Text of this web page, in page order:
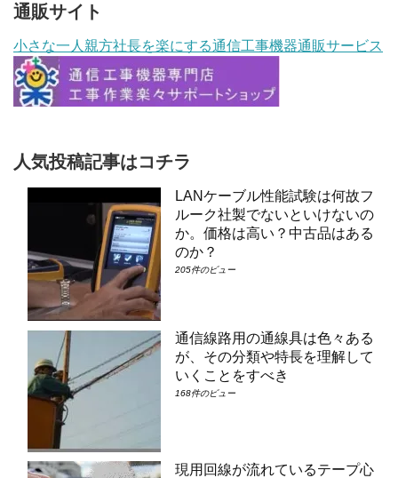
通販サイト
小さな一人親方社長を楽にする通信工事機器通販サービス
人気投稿記事はコチラ
LANケーブル性能試験は何故フ
ルーク社製でないといけないの
か。価格は高い？中古品はある
のか？
205件のビュー
通信線路用の通線具は色々ある
が、その分類や特長を理解して
いくことをすべき
168件のビュー
現用回線が流れているテープ心